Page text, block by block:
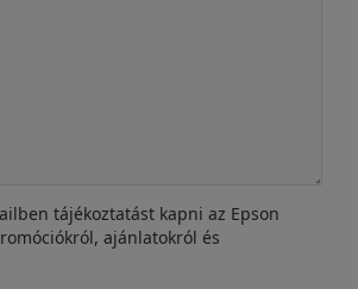
tájékoztatást kapni az Epson
ajánlatokról és